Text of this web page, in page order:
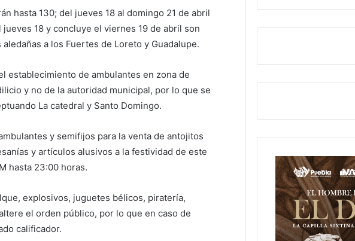
hasta 130; del jueves 18 al domingo 21 de abril
18 y concluye el viernes 19 de abril son
a los Fuertes de Loreto y Guadalupe.
establecimiento de ambulantes en zona de
y no de la autoridad municipal, por lo que se
La catedral y Santo Domingo.
y semifijos para la venta de antojitos
y artículos alusivos a la festividad de este
hasta 23:00 horas.
explosivos, juguetes bélicos, piratería,
el orden público, por lo que en caso de
calificador.